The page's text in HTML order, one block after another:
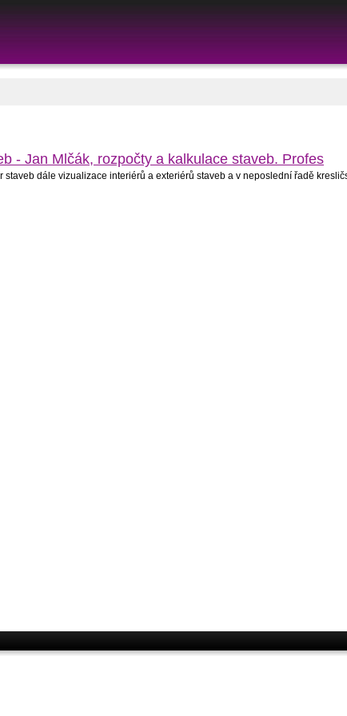
- Jan Mlčák, rozpočty a kalkulace staveb. Profes
dále vizualizace interiérů a exteriérů staveb a v neposlední řadě